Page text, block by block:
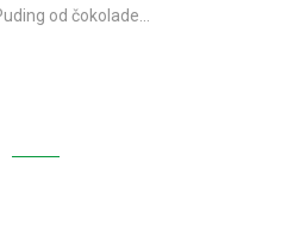
od čokolade…